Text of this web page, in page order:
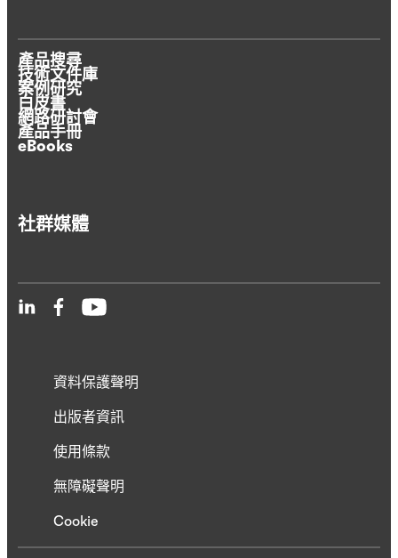
產品搜尋
技術文件庫
案例研究
白皮書
網路研討會
產品手冊
eBooks
社群媒體
資料保護聲明
出版者資訊
使用條款
無障礙聲明
Cookie